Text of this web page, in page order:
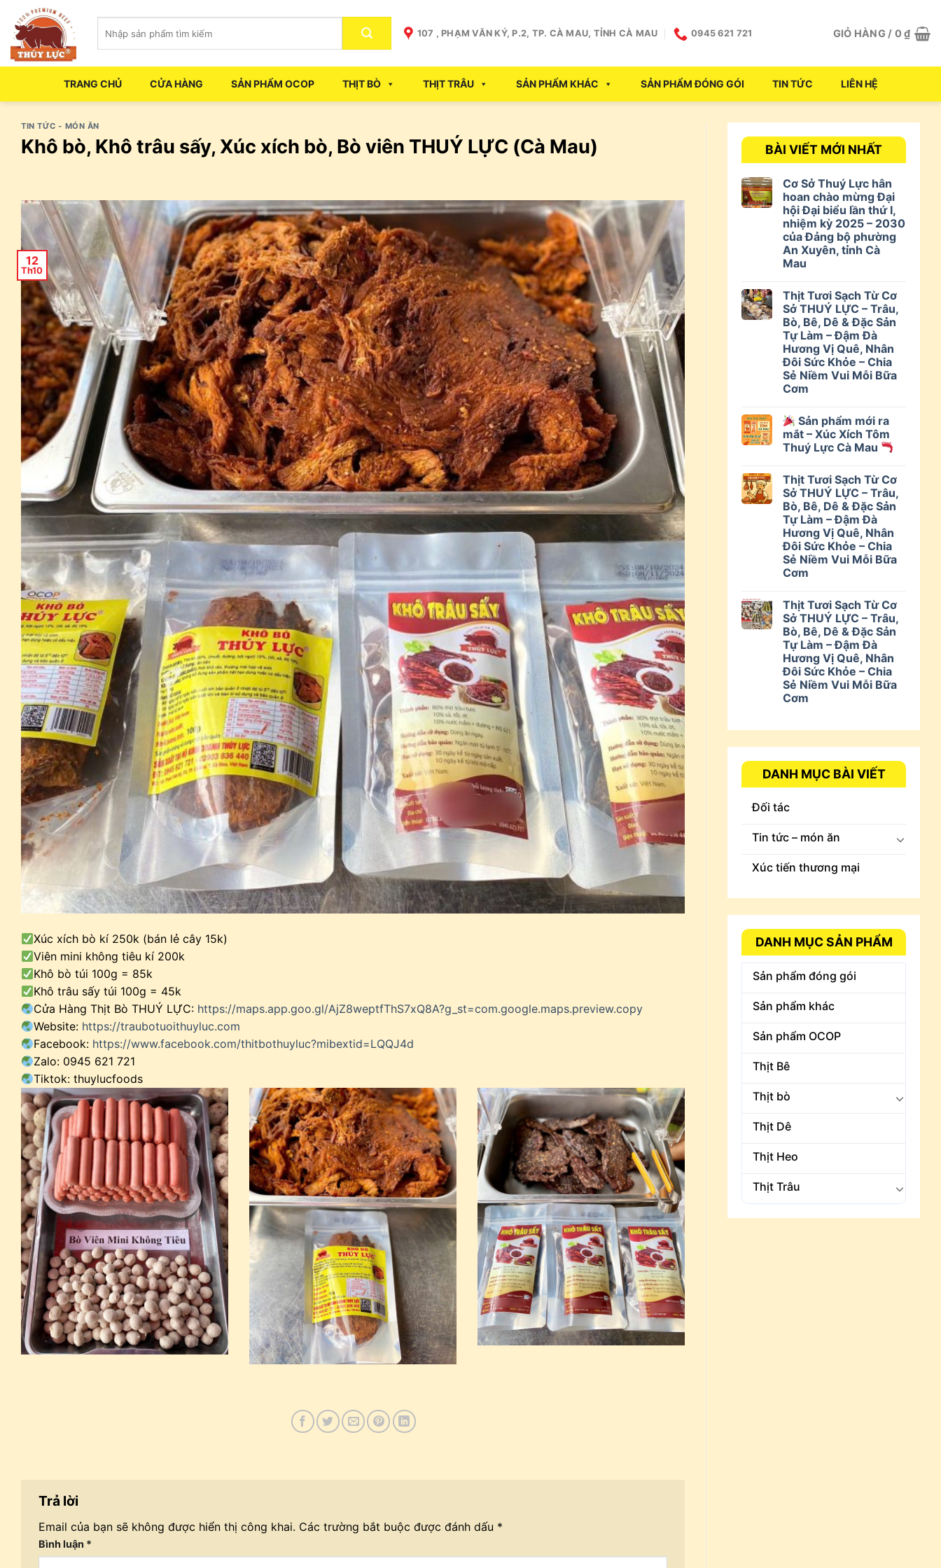
content
kiếm:
107 , PHẠM VĂN KÝ, P.2, TP. CÀ MAU, TỈNH CÀ MAU 0945 621 721 GIỎ HÀNG / 0₫
TRANG CHỦ CỬA HÀNG SẢN PHẨM OCOP THỊT BÒ THỊT TRÂU SẢN PHẨM KHÁC SẢN PHẨM ĐÓNG GÓI TIN TỨC LIÊN HỆ
TIN TỨC - MÓN ĂN
Khô bò, Khô trâu sấy, Xúc xích bò, Bò viên THUÝ LỰC (Cà Mau)
12
Th10
Xúc xích bò kí 250k (bán lẻ cây 15k)
Viên mini không tiêu kí 200k
Khô bò túi 100g = 85k
Khô trâu sấy túi 100g = 45k
Cửa Hàng Thịt Bò THUÝ LỰC: https://maps.app.goo.gl/AjZ8weptfThS7xQ8A?g_st=com.google.maps.preview.copy
Website: https://traubotuoithuyluc.com
Facebook: https://www.facebook.com/thitbothuyluc?mibextid=LQQJ4d
Zalo: 0945 621 721
Tiktok: thuylucfoods
Trả lời
Email của bạn sẽ không được hiển thị công khai. Các trường bắt buộc được đánh dấu *
Bình luận *
BÀI VIẾT MỚI NHẤT
Cơ Sở Thuý Lực hân
hoan chào mừng Đại
hội Đại biểu lần thứ I,
nhiệm kỳ 2025 – 2030
của Đảng bộ phường
An Xuyên, tỉnh Cà
Mau
Thịt Tươi Sạch Từ Cơ
Sở THUÝ LỰC – Trâu,
Bò, Bê, Dê & Đặc Sản
Tự Làm – Đậm Đà
Hương Vị Quê, Nhân
Đôi Sức Khỏe – Chia
Sẻ Niềm Vui Mỗi Bữa
Cơm
Sản phẩm mới ra
mắt – Xúc Xích Tôm
Thuý Lực Cà Mau
Thịt Tươi Sạch Từ Cơ
Sở THUÝ LỰC – Trâu,
Bò, Bê, Dê & Đặc Sản
Tự Làm – Đậm Đà
Hương Vị Quê, Nhân
Đôi Sức Khỏe – Chia
Sẻ Niềm Vui Mỗi Bữa
Cơm
Thịt Tươi Sạch Từ Cơ
Sở THUÝ LỰC – Trâu,
Bò, Bê, Dê & Đặc Sản
Tự Làm – Đậm Đà
Hương Vị Quê, Nhân
Đôi Sức Khỏe – Chia
Sẻ Niềm Vui Mỗi Bữa
Cơm
DANH MỤC BÀI VIẾT
Đối tác
Tin tức – món ăn
Xúc tiến thương mại
DANH MỤC SẢN PHẨM
Sản phẩm đóng gói
Sản phẩm khác
Sản phẩm OCOP
Thịt Bê
Thịt bò
Thịt Dê
Thịt Heo
Thịt Trâu